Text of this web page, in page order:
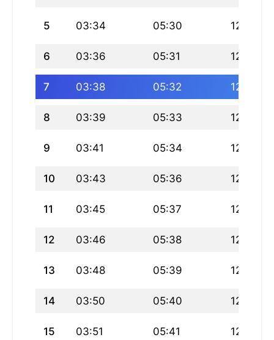
5 03:34 05:30 12:41
6 03:36 05:31 12:41
7 03:38 05:32 12:41
8 03:39 05:33 12:41
9 03:41 05:34 12:41
10 03:43 05:36 12:41
11 03:45 05:37 12:41
12 03:46 05:38 12:40
13 03:48 05:39 12:40
14 03:50 05:40 12:40
15 03:51 05:41 12:40